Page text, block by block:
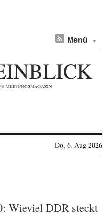
Menü
Do, 6. Aug 2026
Wieviel DDR steckt